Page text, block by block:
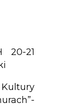
20-21